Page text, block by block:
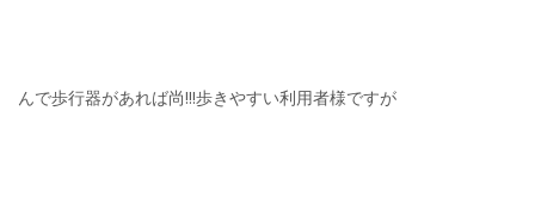
んで歩行器があれば尚!!!歩きやすい利用者様ですが